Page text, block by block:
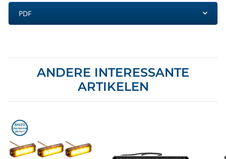
PDF
ANDERE INTERESSANTE
ARTIKELEN